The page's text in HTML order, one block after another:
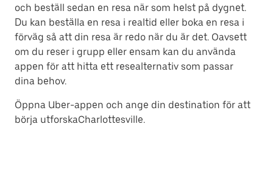
och beställ sedan en resa när som helst på dygnet.
Du kan beställa en resa i realtid eller boka en resa i
förväg så att din resa är redo när du är det. Oavsett
om du reser i grupp eller ensam kan du använda
appen för att hitta ett resealternativ som passar
dina behov.
Öppna Uber-appen och ange din destination för att
börja utforskaCharlottesville.